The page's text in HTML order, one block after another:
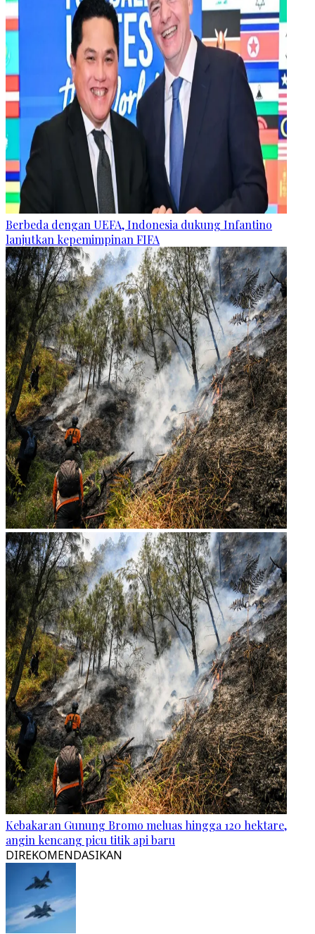
Berbeda dengan UEFA, Indonesia dukung Infantino
lanjutkan kepemimpinan FIFA
Kebakaran Gunung Bromo meluas hingga 120 hektare,
angin kencang picu titik api baru
DIREKOMENDASIKAN